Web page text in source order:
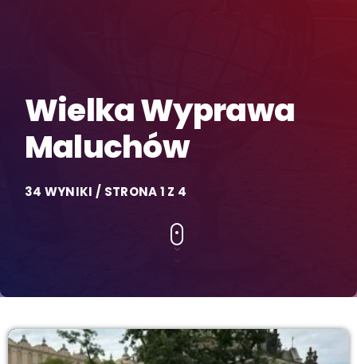
Wielka Wyprawa
Maluchów
34 WYNIKI / STRONA 1 Z 4